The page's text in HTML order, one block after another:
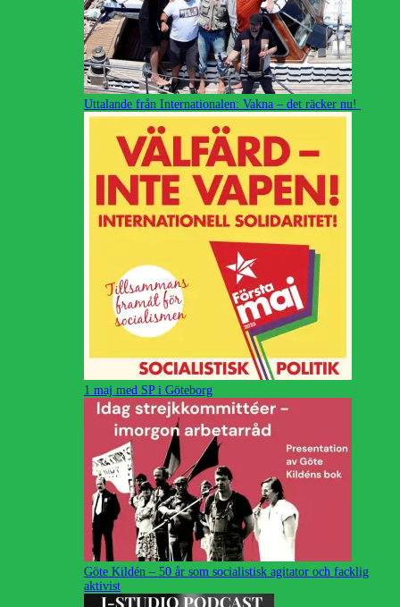
Uttalande från Internationalen: Vakna – det räcker nu!
1 maj med SP i Göteborg
Göte Kildén – 50 år som socialistisk agitator och facklig
aktivist